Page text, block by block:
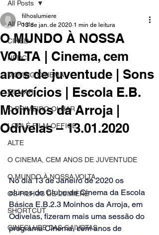
All Posts
CINED
NPDC
MOVING CINEMA
FILMAR
O PRIMEIRO OLHAR
LOULÉ FILM OFFICE
ALTE
O CINEMA, CEM ANOS DE JUVENTUDE
O MUNDO À NOSSA VOLTA
OS FILHOS DE LUMIÈRE
SHORTCUT
CINECLUBE DAS GAIVOTAS
All Posts
O MUNDO À NOSSA
VOLTA | Cinema, cem
anos de juventude | Sons
exercícios | Escola E.B.
Moinhos da Arroja |
Odivelas – 13.01.2020
filhoslumiere
13 de jan. de 2020 1 min de leitura
No dia 13 de Janeiro de 2020 os
alunos do Clube de Cinema da Escola
Básica E.B.2.3 Moinhos da Arroja, em
Odivelas, fizeram mais uma sessão do
programa Cinema, cem anos de